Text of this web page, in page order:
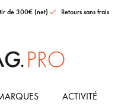
de 300€ (net) Retours sans frais
ACTIVITÉ